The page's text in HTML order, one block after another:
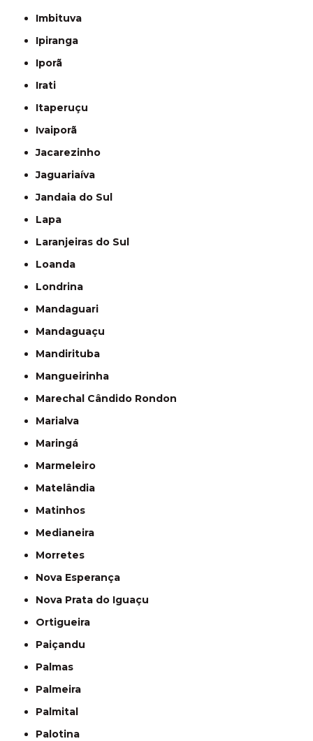
Imbituva
Ipiranga
Iporã
Irati
Itaperuçu
Ivaiporã
Jacarezinho
Jaguariaíva
Jandaia do Sul
Lapa
Laranjeiras do Sul
Loanda
Londrina
Mandaguari
Mandaguaçu
Mandirituba
Mangueirinha
Marechal Cândido Rondon
Marialva
Maringá
Marmeleiro
Matelândia
Matinhos
Medianeira
Morretes
Nova Esperança
Nova Prata do Iguaçu
Ortigueira
Paiçandu
Palmas
Palmeira
Palmital
Palotina